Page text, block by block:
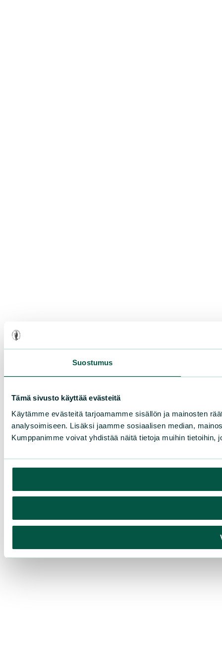
Suostumus
Tämä sivusto käyttää evästeitä
Käytämme evästeitä tarjoamamme sisällön ja mainosten
analysoimiseen. Lisäksi jaamme sosiaalisen median,
Kumppanimme voivat yhdistää näitä tietoja muihin tietoihin,